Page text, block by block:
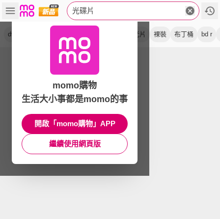
光碟片
dvd r 藍光片 裸裝 布丁桶 bd r
momo購物
生活大小事都是momo的事
開啟「momo購物」APP
繼續使用網頁版